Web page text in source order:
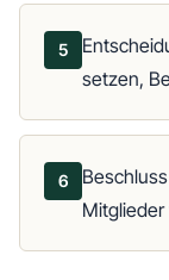
5
setzen,
6